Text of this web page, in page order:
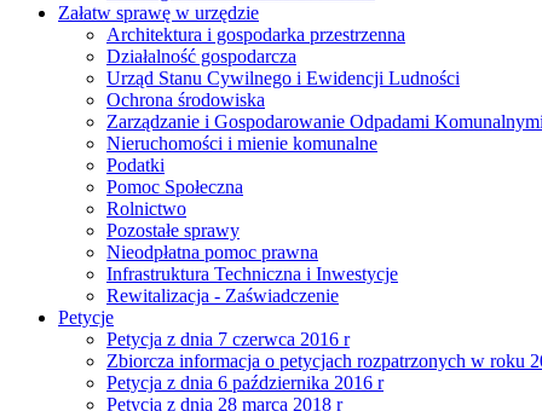
Załatw sprawę w urzędzie
Architektura i gospodarka przestrzenna
Działalność gospodarcza
Urząd Stanu Cywilnego i Ewidencji Ludności
Ochrona środowiska
Zarządzanie i Gospodarowanie Odpadami Komunalnymi
Nieruchomości i mienie komunalne
Podatki
Pomoc Społeczna
Rolnictwo
Pozostałe sprawy
Nieodpłatna pomoc prawna
Infrastruktura Techniczna i Inwestycje
Rewitalizacja - Zaświadczenie
Petycje
Petycja z dnia 7 czerwca 2016 r
Zbiorcza informacja o petycjach rozpatrzonych w roku
Petycja z dnia 6 października 2016 r
Petycja z dnia 28 marca 2018 r